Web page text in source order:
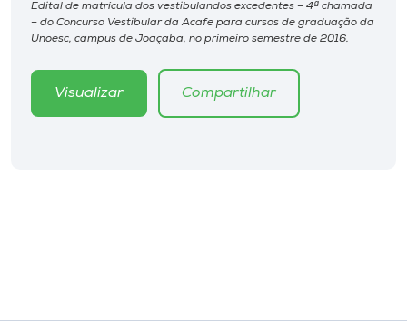
Editora
Rádio
Edital de matrícula dos vestibulandos excedentes – 4ª chamada
– do Concurso Vestibular da Acafe para cursos de graduação da
Unoesc, campus de Joaçaba, no primeiro semestre de 2016.
Visualizar Compartilhar